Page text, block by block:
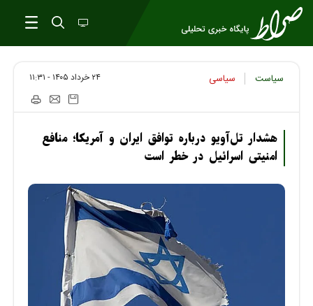
سیاست سیاسی ۲۴ خرداد ۱۴۰۵ - ۱۱:۳۱
هشدار تل‌آویو درباره توافق ایران و آمریکا؛ منافع
امنیتی اسرائیل در خطر است